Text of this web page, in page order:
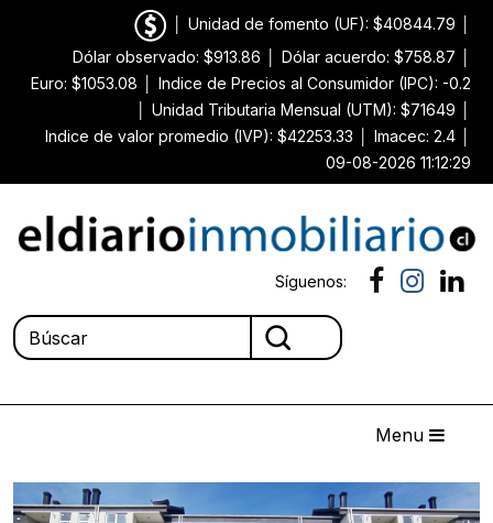
Unidad de fomento (UF): $40844.79
Dólar observado: $913.86
Dólar acuerdo: $758.87
Euro: $1053.08
Indice de Precios al Consumidor (IPC): -0.2
Unidad Tributaria Mensual (UTM): $71649
Indice de valor promedio (IVP): $42253.33
Imacec: 2.4
09-08-2026 11:12:29
Síguenos:
Menu